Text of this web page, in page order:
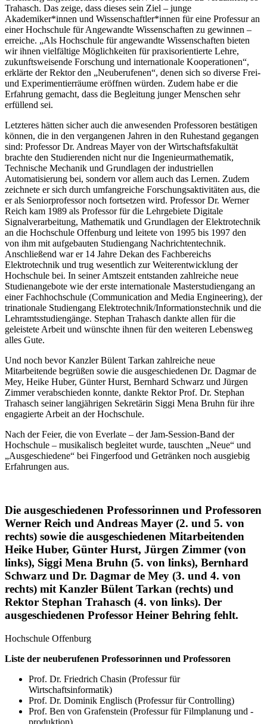
Trahasch. Das zeige, dass dieses sein Ziel – junge
Akademiker*innen und Wissenschaftler*innen für eine Professur an
einer Hochschule für Angewandte Wissenschaften zu gewinnen –
erreiche. „Als Hochschule für angewandte Wissenschaften bieten
wir ihnen vielfältige Möglichkeiten für praxisorientierte Lehre,
zukunftsweisende Forschung und internationale Kooperationen“,
erklärte der Rektor den „Neuberufenen“, denen sich so diverse Frei-
und Experimentierräume eröffnen würden. Zudem habe er die
Erfahrung gemacht, dass die Begleitung junger Menschen sehr
erfüllend sei.
Letzteres hätten sicher auch die anwesenden Professoren bestätigen
können, die in den vergangenen Jahren in den Ruhestand gegangen
sind: Professor Dr. Andreas Mayer von der Wirtschaftsfakultät
brachte den Studierenden nicht nur die Ingenieurmathematik,
Technische Mechanik und Grundlagen der industriellen
Automatisierung bei, sondern vor allem auch das Lernen. Zudem
zeichnete er sich durch umfangreiche Forschungsaktivitäten aus, die
er als Seniorprofessor noch fortsetzen wird. Professor Dr. Werner
Reich kam 1989 als Professor für die Lehrgebiete Digitale
Signalverarbeitung, Mathematik und Grundlagen der Elektrotechnik
an die Hochschule Offenburg und leitete von 1995 bis 1997 den
von ihm mit aufgebauten Studiengang Nachrichtentechnik.
Anschließend war er 14 Jahre Dekan des Fachbereichs
Elektrotechnik und trug wesentlich zur Weiterentwicklung der
Hochschule bei. In seiner Amtszeit entstanden zahlreiche neue
Studienangebote wie der erste internationale Masterstudiengang an
einer Fachhochschule (Communication and Media Engineering), der
trinationale Studiengang Elektrotechnik/Informationstechnik und die
Lehramtsstudiengänge. Stephan Trahasch dankte allen für die
geleistete Arbeit und wünschte ihnen für den weiteren Lebensweg
alles Gute.
Und noch bevor Kanzler Bülent Tarkan zahlreiche neue
Mitarbeitende begrüßen sowie die ausgeschiedenen Dr. Dagmar de
Mey, Heike Huber, Günter Hurst, Bernhard Schwarz und Jürgen
Zimmer verabschieden konnte, dankte Rektor Prof. Dr. Stephan
Trahasch seiner langjährigen Sekretärin Siggi Mena Bruhn für ihre
engagierte Arbeit an der Hochschule.
Nach der Feier, die von Everlate – der Jam-Session-Band der
Hochschule – musikalisch begleitet wurde, tauschten „Neue“ und
„Ausgeschiedene“ bei Fingerfood und Getränken noch ausgiebig
Erfahrungen aus.
Die ausgeschiedenen Professorinnen und Professoren
Werner Reich und Andreas Mayer (2. und 5. von
rechts) sowie die ausgeschiedenen Mitarbeitenden
Heike Huber, Günter Hurst, Jürgen Zimmer (von
links), Siggi Mena Bruhn (5. von links), Bernhard
Schwarz und Dr. Dagmar de Mey (3. und 4. von
rechts) mit Kanzler Bülent Tarkan (rechts) und
Rektor Stephan Trahasch (4. von links). Der
ausgeschiedenen Professor Heiner Behring fehlt.
Hochschule Offenburg
Liste der neuberufenen Professorinnen und Professoren
Prof. Dr. Friedrich Chasin (Professur für
Wirtschaftsinformatik)
Prof. Dr. Dominik Englisch (Professur für Controlling)
Prof. Ben von Grafenstein (Professur für Filmplanung und -
produktion)